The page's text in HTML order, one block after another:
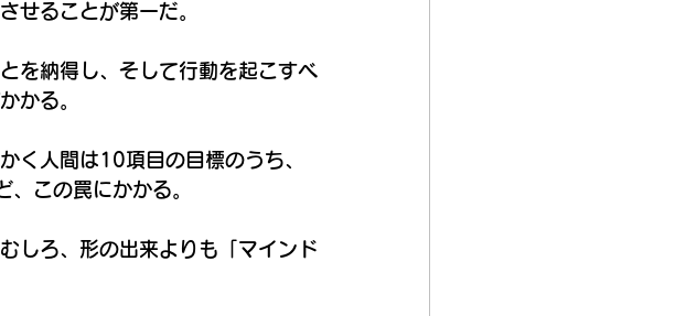
せることが第一だ。
を納得し、そして行動を起こすべ
かる。
く人間は10項目の目標のうち、
この罠にかかる。
しろ、形の出来よりも「マインド